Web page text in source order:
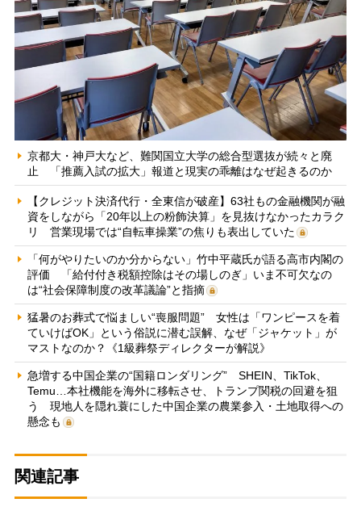
京都大・神戸大など、難関国立大学の総合型選抜が続々と廃
止 「推薦入試の拡大」報道と現実の乖離はなぜ起きるのか
【クレジット決済代行・全東信が破産】63社もの金融機関が融
資をしながら「20年以上の粉飾決算」を見抜けなかったカラク
リ 営業現場では“自転車操業”の焦りも表出していた
「何がやりたいのか分からない」竹中平蔵氏が語る高市内閣の
評価 「給付付き税額控除はその場しのぎ」いま不可欠なの
は“社会保障制度の改革議論”と指摘
猛暑のお葬式で悩ましい“喪服問題” 女性は「ワンピースを着
ていけばOK」という俗説に潜む誤解、なぜ「ジャケット」が
マストなのか？《1級葬祭ディレクターが解説》
急増する中国企業の“国籍ロンダリング” SHEIN、TikTok、
Temu…本社機能を海外に移転させ、トランプ関税の回避を狙
う 現地人を隠れ蓑にした中国企業の農業参入・土地取得への
懸念も
関連記事